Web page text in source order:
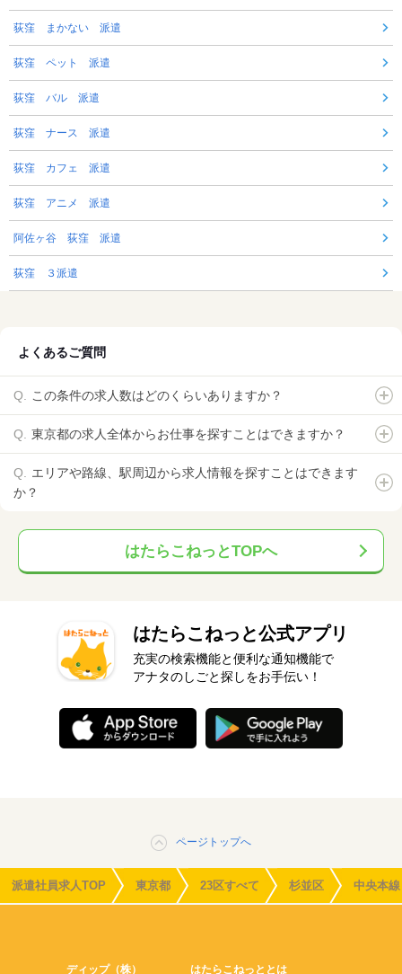
荻窪 まかない 派遣
荻窪 ペット 派遣
荻窪 バル 派遣
荻窪 ナース 派遣
荻窪 カフェ 派遣
荻窪 アニメ 派遣
阿佐ヶ谷 荻窪 派遣
荻窪 ３派遣
よくあるご質問
この条件の求人数はどのくらいありますか？
東京都の求人全体からお仕事を探すことはできますか？
エリアや路線、駅周辺から求人情報を探すことはできます
か？
はたらこねっとTOPへ
はたらこねっと公式アプリ
充実の検索機能と便利な通知機能で
アナタのしごと探しをお手伝い！
ページトップへ
派遣社員求人TOP 東京都 23区すべて 杉並区 中央本線
ディップ（株） はたらこねっととは